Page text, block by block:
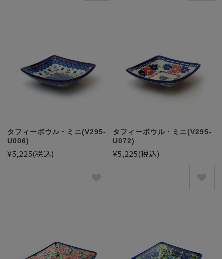
タフィーボウル・ミニ(V295-
U006)
¥5,225(税込)
タフィーボウル・ミニ(V295-
U072)
¥5,225(税込)